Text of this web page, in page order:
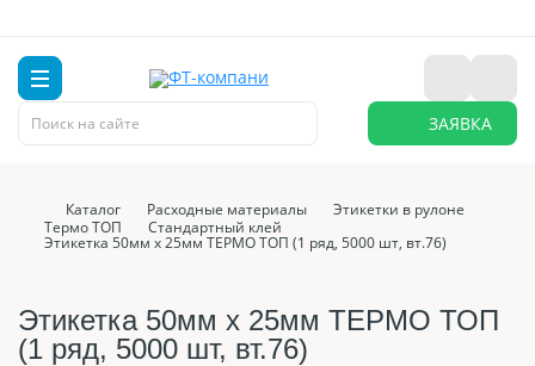
ЗАЯВКА
Каталог Расходные материалы
Этикетки в рулоне
Термо ТОП
Стандартный клей
Этикетка 50мм х 25мм ТЕРМО ТОП (1 ряд, 5000 шт, вт.76)
Этикетка 50мм х 25мм ТЕРМО ТОП
(1 ряд, 5000 шт, вт.76)